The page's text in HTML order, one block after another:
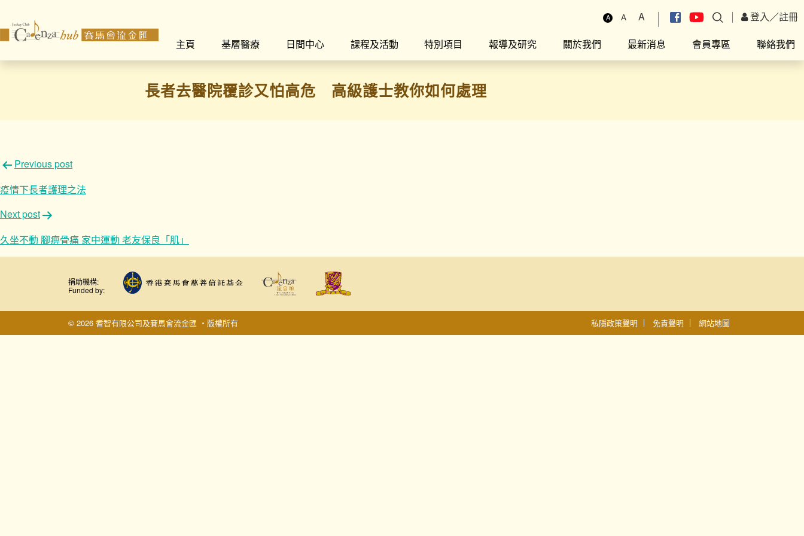
A A A 登入／註冊
主頁
基層醫療 日間中心 課程及活動 特別項目 報導及研究 關於我們 最新消息 會員專區 聯絡我們
長者去醫院覆診又怕高危 高級護士教你如何處理
文
章
導
覽
Previous post
疫情下長者護理之法
Next post
久坐不動 腳痹骨痛 家中運動 老友保良「肌」
捐助機構:
Funded by:
© 2026 耆智有限公司及賽馬會流金匯 ‧版權所有 私隱政策聲明 免責聲明 網站地圖